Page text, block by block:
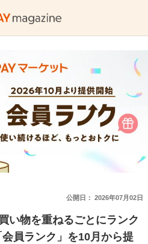
公開日： 2026年07月02日
い物を重ねるごとにランク
員ランク」を10月から提